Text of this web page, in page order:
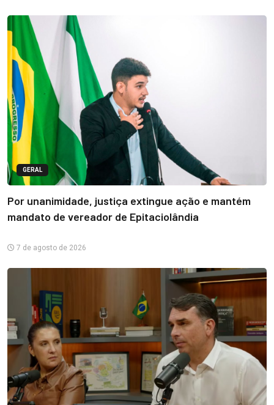
GERAL
Por unanimidade, justiça extingue ação e mantém
mandato de vereador de Epitaciolândia
7 de agosto de 2026